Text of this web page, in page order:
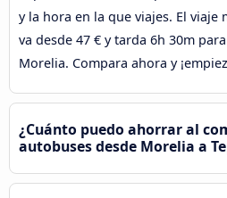
y la hora en la que viajes. El viaje
va desde 47 € y tarda 6h 30m
Morelia. Compara ahora y
¿Cuánto puedo ahorrar al
autobuses desde Morelia a